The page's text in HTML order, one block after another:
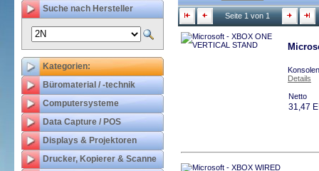
Seite 1 von 1
Details
Netto
31,47
Suche nach Hersteller
Kategorien:
Büromaterial / -technik
Computersysteme
Data Capture / POS
Displays & Projektoren
Drucker, Kopierer & Scanne